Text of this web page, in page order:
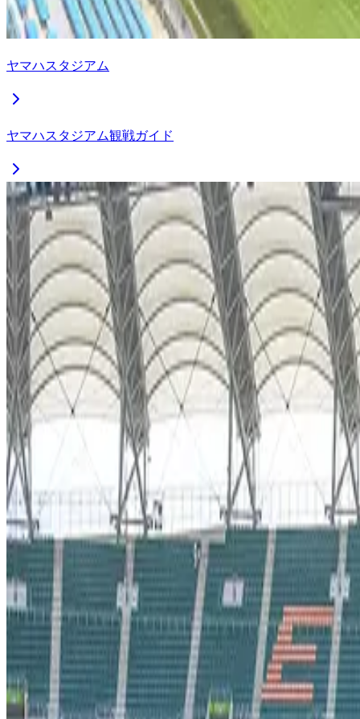
ヤマハスタジアム
ヤマハスタジアム観戦ガイド